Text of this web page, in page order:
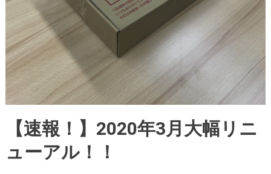
【速報！】2020年3月大幅リニ
ューアル！！